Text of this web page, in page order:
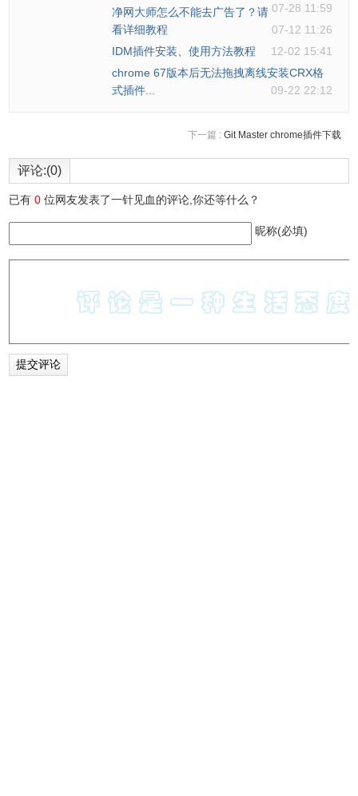
07-28 11:59
净网大师怎么不能去广告了？请
看详细教程
07-12 11:26
IDM插件安装、使用方法教程
12-02 15:41
chrome 67版本后无法拖拽离线安装CRX格
式插件...
09-22 22:12
下一篇 : Git Master chrome插件下载
评论:(0)
已有0 位网友发表了一针见血的评论,你还等什么？
昵称(必填)